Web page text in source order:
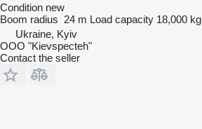
Condition new
Boom radius 24 m Load capacity 18,000 kg
Ukraine, Kyiv
OOO "Kievspecteh"
Contact the seller